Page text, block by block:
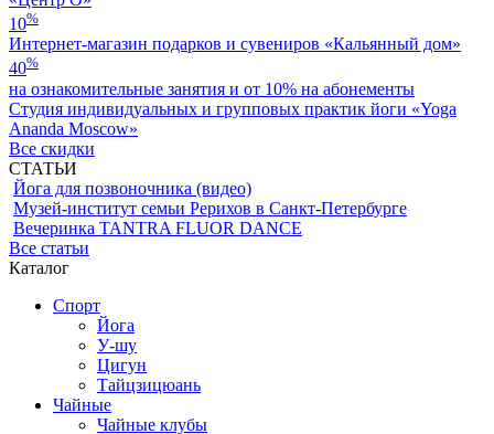
10%
Интернет-магазин подарков и сувениров «Кальянный дом»
40%
на ознакомительные занятия и от 10% на абонементы
Студия индивидуальных и групповых практик йоги «Yoga
Ananda Moscow»
Все скидки
СТАТЬИ
Йога для позвоночника (видео)
Музей-институт семьи Рерихов в Санкт-Петербурге
Вечеринка TANTRA FLUOR DANCE
Все статьи
Каталог
Спорт
Йога
У-шу
Цигун
Тайцзицюань
Чайные
Чайные клубы